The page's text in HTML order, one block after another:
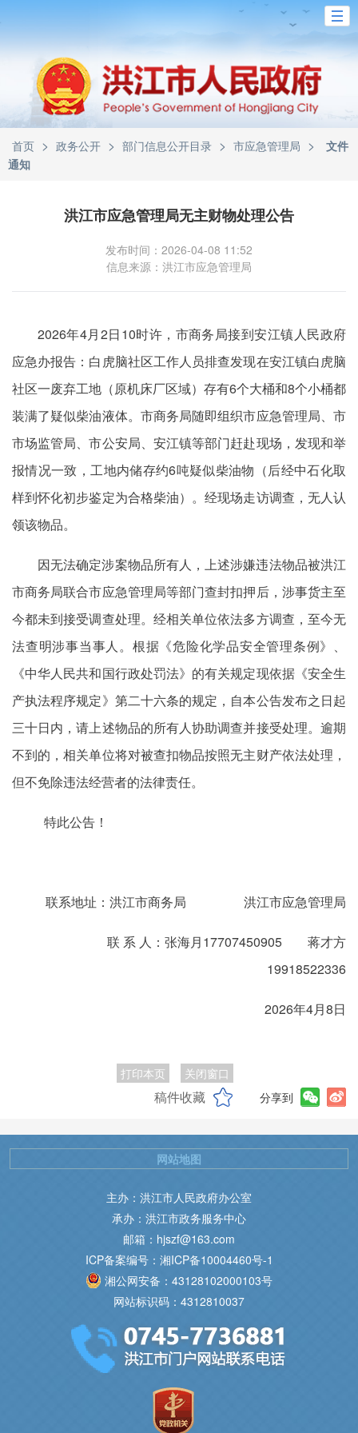
首页 > 政务公开 > 部门信息公开目录 > 市应急管理局 >
文件
通知
洪江市应急管理局无主财物处理公告
发布时间：2026-04-08 11:52
信息来源：洪江市应急管理局
2026年4月2日10时许，市商务局接到安江镇人民政府
应急办报告：白虎脑社区工作人员排查发现在安江镇白虎脑
社区一废弃工地（原机床厂区域）存有6个大桶和8个小桶都
装满了疑似柴油液体。市商务局随即组织市应急管理局、市
市场监管局、市公安局、安江镇等部门赶赴现场，发现和举
报情况一致，工地内储存约6吨疑似柴油物（后经中石化取
样到怀化初步鉴定为合格柴油）。经现场走访调查，无人认
领该物品。
因无法确定涉案物品所有人，上述涉嫌违法物品被洪江
市商务局联合市应急管理局等部门查封扣押后，涉事货主至
今都未到接受调查处理。经相关单位依法多方调查，至今无
法查明涉事当事人。根据《危险化学品安全管理条例》、
《中华人民共和国行政处罚法》的有关规定现依据《安全生
产执法程序规定》第二十六条的规定，自本公告发布之日起
三十日内，请上述物品的所有人协助调查并接受处理。逾期
不到的，相关单位将对被查扣物品按照无主财产依法处理，
但不免除违法经营者的法律责任。
特此公告！
联系地址：洪江市商务局 洪江市应急管理局
联 系 人：张海月17707450905 蒋才方
19918522336
2026年4月8日
打印本页 关闭窗口
稿件收藏 分享到
主办：洪江市人民政府办公室
承办：洪江市政务服务中心
邮箱：hjszf@163.com
ICP备案编号：湘ICP备10004460号-1
湘公网安备：43128102000103号
网站标识码：4312810037
网站地图